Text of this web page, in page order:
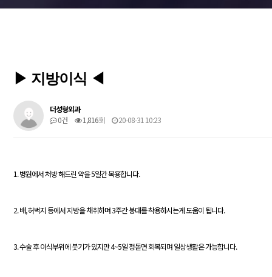
▶ 지방이식 ◀
더성형외과
0건
1,816회 20-08-31 10:23
1. 병원에서 처방 해드린 약을 5일간 복용합니다.
2. 배, 허벅지 등에서 지방을 채취하며 3주간 붕대를 착용하시는게 도움이 됩니다.
3. 수술 후 이식부위에 붓기가 있지만 4~5일 정돋면 회복되며 일상생활은 가능합니다.